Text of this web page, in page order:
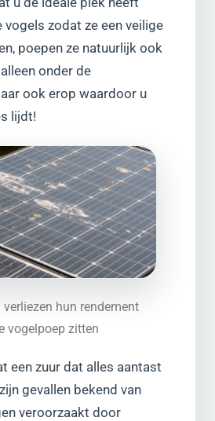
zodat ze een veilige
poepen ze natuurlijk ook
onder de
ook erop waardoor u
lijdt!
hun rendement
vogelpoep zitten
een zuur dat alles aantast
gevallen bekend van
veroorzaakt door